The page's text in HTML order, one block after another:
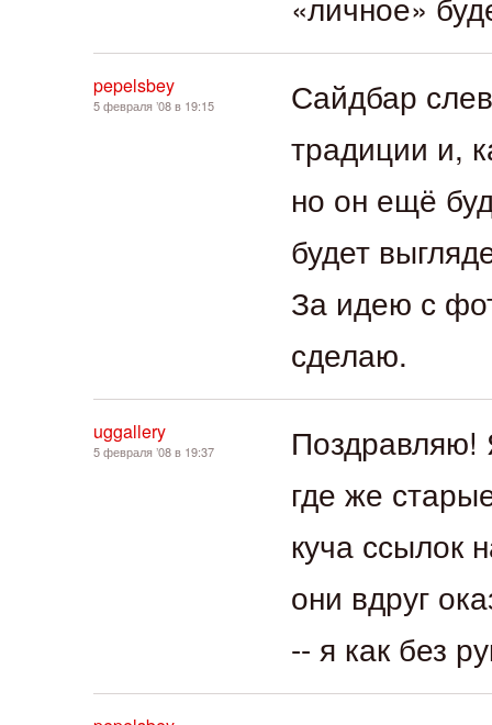
Сайдбар
традиции и,
но он ещё
будет
За идею с
сделаю.
pepelsbey
5 февраля ’08 в 19:15
где же
куча ссылок
они вдруг
-- я как без
uggallery
5 февраля ’08 в 19:37